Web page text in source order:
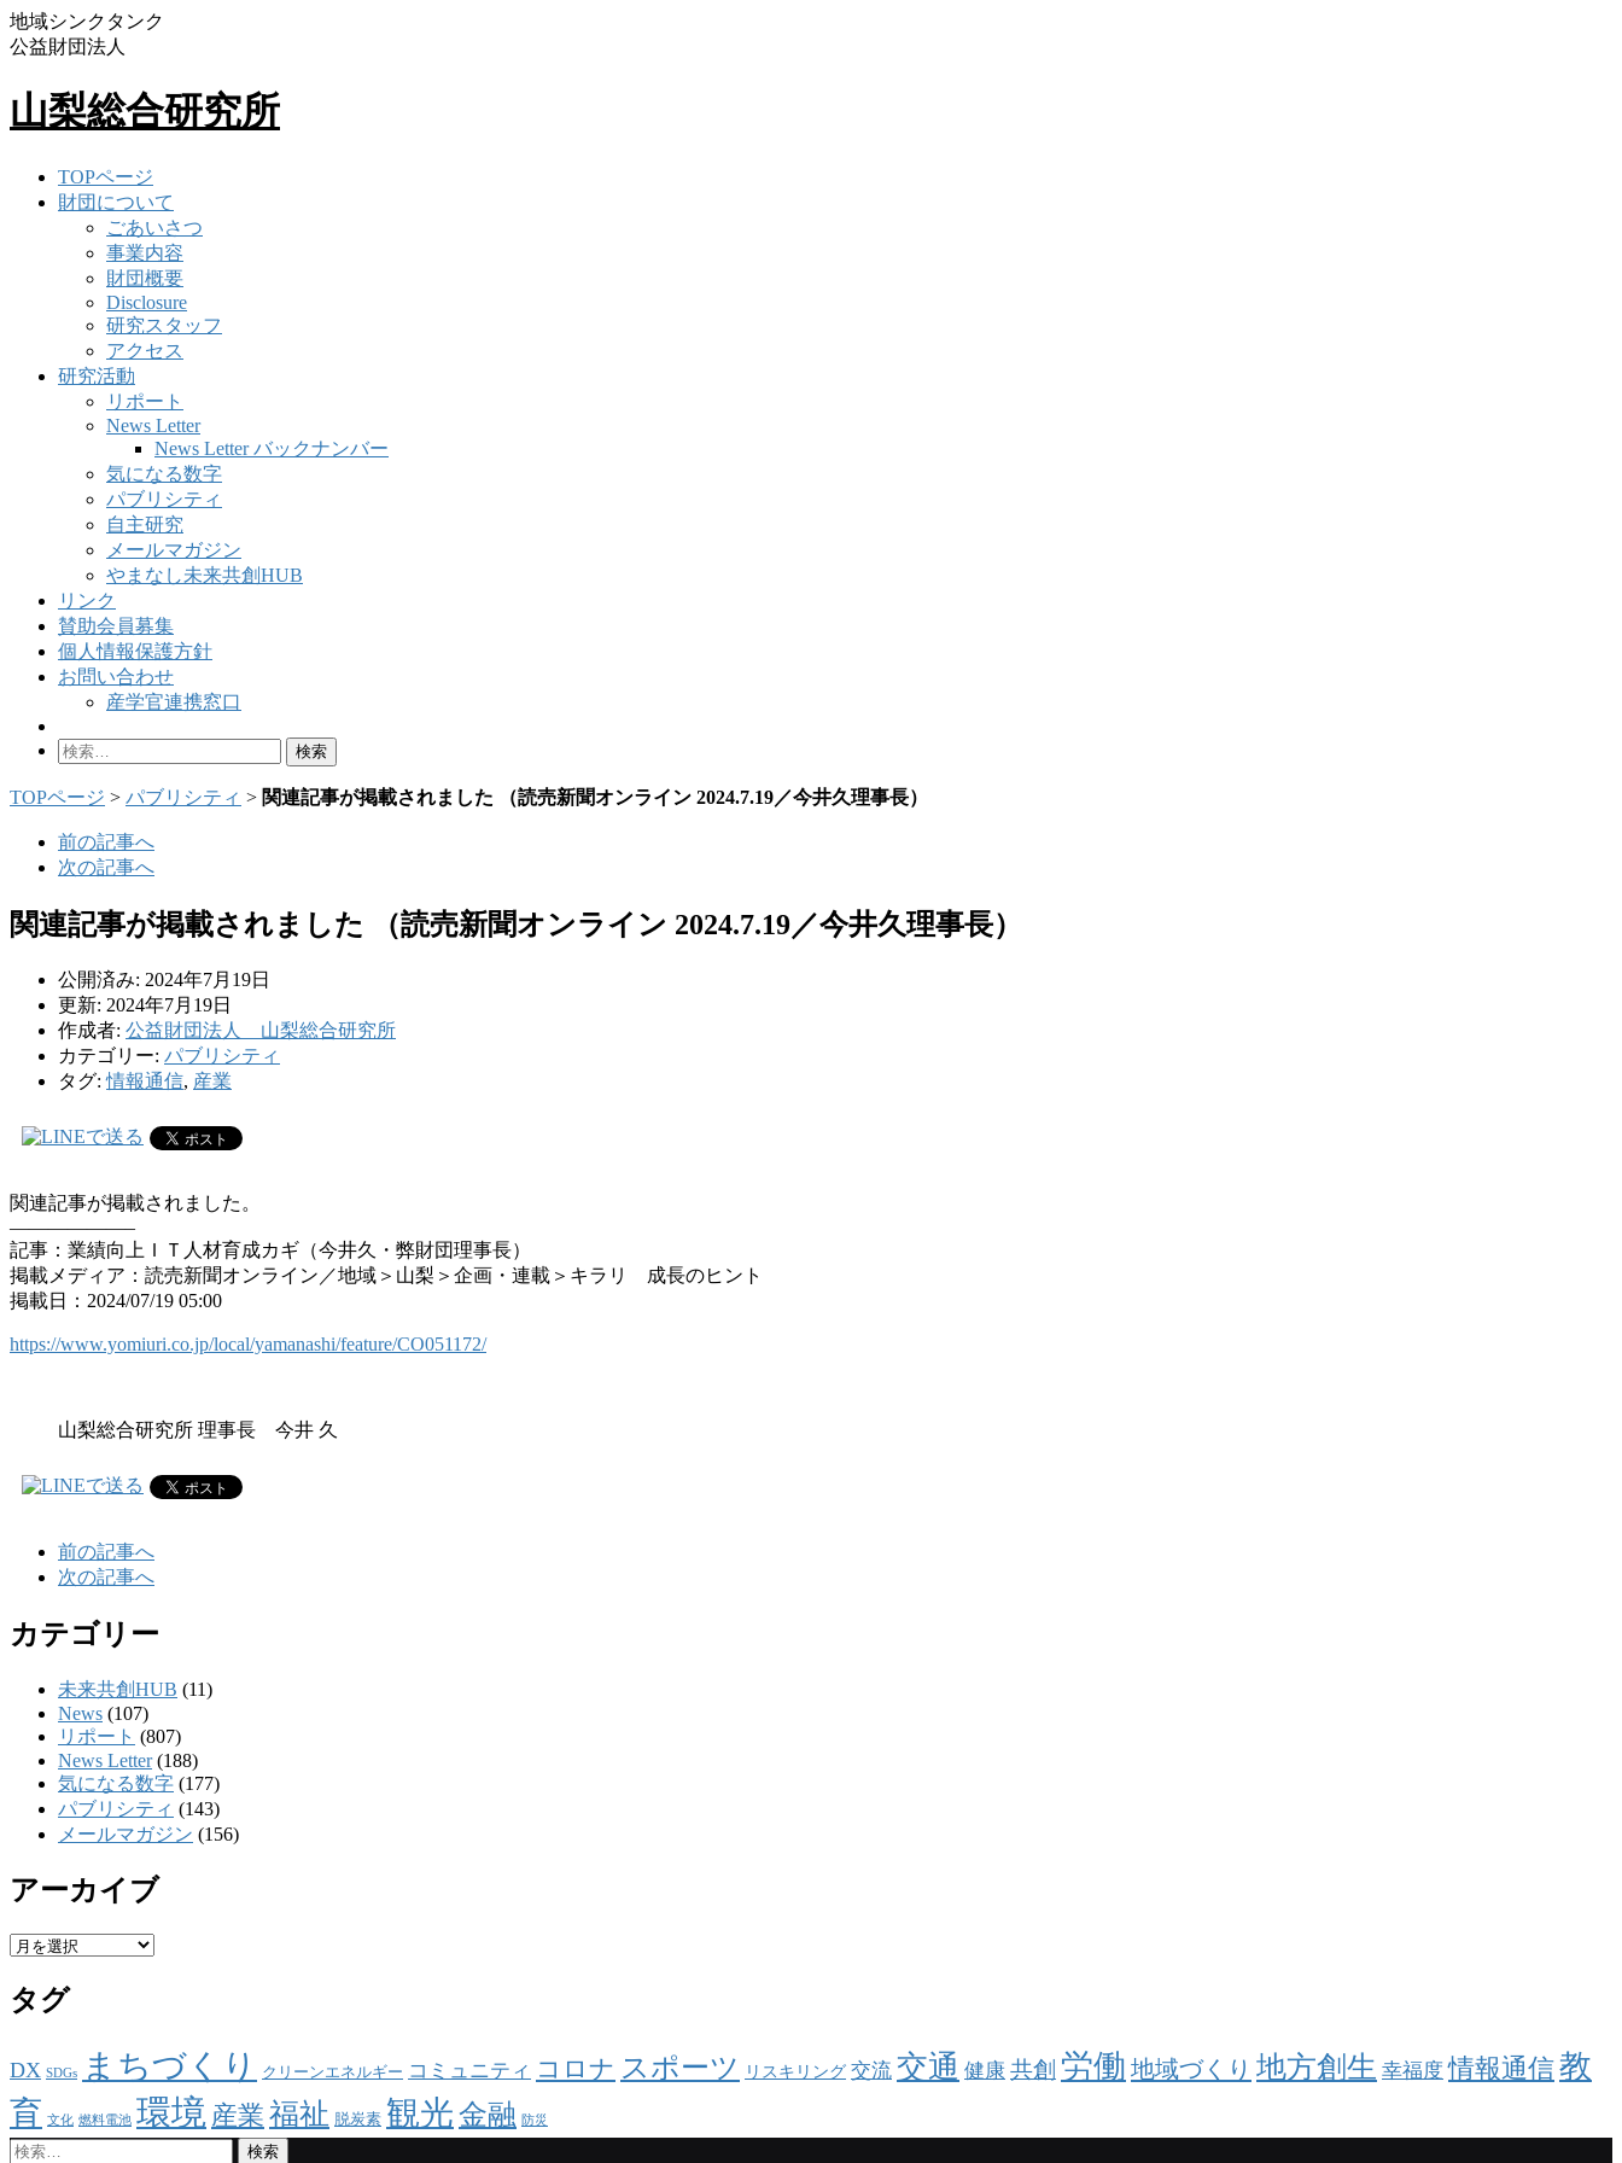
地域シンクタンク
公益財団法人
山梨総合研究所
TOPページ
財団について
ごあいさつ
事業内容
財団概要
Disclosure
研究スタッフ
アクセス
研究活動
リポート
News Letter
News Letter バックナンバー
気になる数字
パブリシティ
自主研究
メールマガジン
やまなし未来共創HUB
リンク
賛助会員募集
個人情報保護方針
お問い合わせ
産学官連携窓口
検
TOPページ > パブリシティ > 関連記事が掲載されました （読売新聞オンライン 2024.7.19／今井久理事長）
前の記事へ
次の記事へ
関連記事が掲載されました （読売新聞オンライン 2024.7.19／今井久理事長）
公開済み: 2024年7月19日
更新: 2024年7月19日
作成者: 公益財団法人 山梨総合研究所
カテゴリー: パブリシティ
タグ:情報通信, 産業
関連記事が掲載されました。
——————–
記事：業績向上ＩＴ人材育成カギ（今井久・弊財団理事長）
掲載メディア：読売新聞オンライン／地域＞山梨＞企画・連載＞キラリ 成長のヒント
掲載日：2024/07/19 05:00
https://www.yomiuri.co.jp/local/yamanashi/feature/CO051172/
山梨総合研究所 理事長 今井 久
前の記事へ
次の記事へ
カテゴリー
未来共創HUB (11)
News (107)
リポート (807)
News Letter(188)
気になる数字 (177)
パブリシティ (143)
メールマガジン (156)
アーカイブ
ア
カ
イ
タグ
DX SDGs まちづくり クリーンエネルギー コミュニティ コロナ スポーツ リスキリング 交流 交通 健康 共創 労働 地域づくり 地方創生 幸福度 情報通信教
育 文化 燃料電池 環境 産業 福祉 脱炭素 観光金融 防災
検